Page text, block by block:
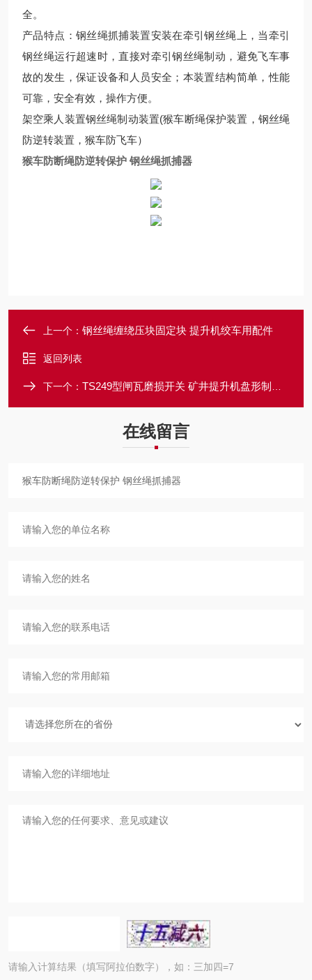
全。
产品特点：钢丝绳抓捕装置安装在牵引钢丝绳上，当牵引
钢丝绳运行超速时，直接对牵引钢丝绳制动，避免飞车事
故的发生，保证设备和人员安全；本装置结构简单，性能
可靠，安全有效，操作方便。
架空乘人装置钢丝绳制动装置(猴车断绳保护装置，钢丝绳
防逆转装置，猴车防飞车）
猴车防断绳防逆转保护 钢丝绳抓捕器
上一个： 钢丝绳缠绕压块固定块 提升机绞车用配件
返回列表
下一个： TS249型闸瓦磨损开关 矿井提升机盘形制动器
在线留言
请输入计算结果（填写阿拉伯数字），如：三加四=7